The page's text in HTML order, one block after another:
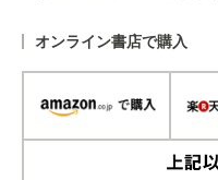
オンライン書店で購入